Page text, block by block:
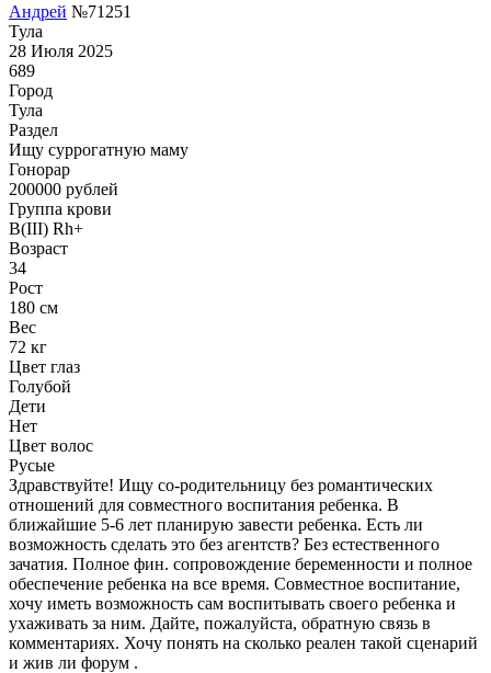
Андрей №71251
Тула
28 Июля 2025
689
Город
Тула
Раздел
Ищу суррогатную маму
Гонoрар
200000 рублей
Группа крови
B(III) Rh+
Возраст
34
Рост
180 см
Вес
72 кг
Цвет глаз
Голубой
Дети
Нет
Цвет волос
Русые
Здравствуйте! Ищу со-родительницу без романтических
отношений для совместного воспитания ребенка. В
ближайшие 5-6 лет планирую завести ребенка. Есть ли
возможность сделать это без агентств? Без естественного
зачатия. Полное фин. сопровождение беременности и полное
обеспечение ребенка на все время. Совместное воспитание,
хочу иметь возможность сам воспитывать своего ребенка и
ухаживать за ним. Дайте, пожалуйста, обратную связь в
комментариях. Хочу понять на сколько реален такой сценарий
и жив ли форум .